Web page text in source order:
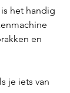
het handig
en
je iets van